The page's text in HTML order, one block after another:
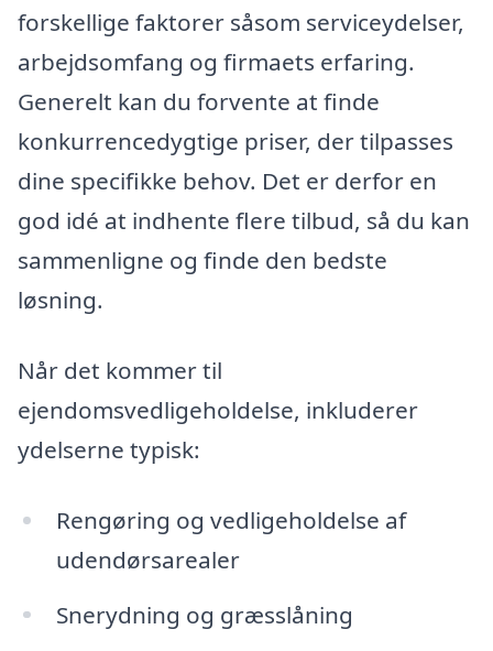
forskellige faktorer såsom serviceydelser,
arbejdsomfang og firmaets erfaring.
Generelt kan du forvente at finde
konkurrencedygtige priser, der tilpasses
dine specifikke behov. Det er derfor en
god idé at indhente flere tilbud, så du kan
sammenligne og finde den bedste
løsning.
Når det kommer til
ejendomsvedligeholdelse, inkluderer
ydelserne typisk:
Rengøring og vedligeholdelse af
udendørsarealer
Snerydning og græsslåning